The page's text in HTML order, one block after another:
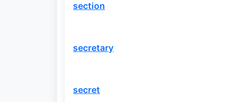
section
secretary
secret